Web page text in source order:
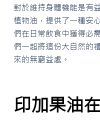
對於維持身體機能是有
植物油，提供了一種安
們在日常飲食中獲得必
們一起將這份大自然的
來的無窮益處。
印加果油